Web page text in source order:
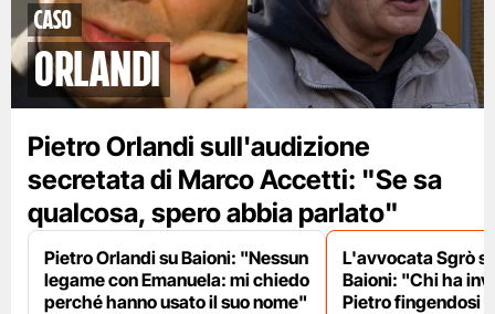
caso
orlandi
Pietro Orlandi sull'audizione
secretata di Marco Accetti: "Se sa
qualcosa, spero abbia parlato"
Pietro Orlandi su Baioni: "Nessun
legame con Emanuela: mi chiedo
perché hanno usato il suo nome"
L'avvocata Sgrò
Baioni: "Chi ha
Pietro fingendosi